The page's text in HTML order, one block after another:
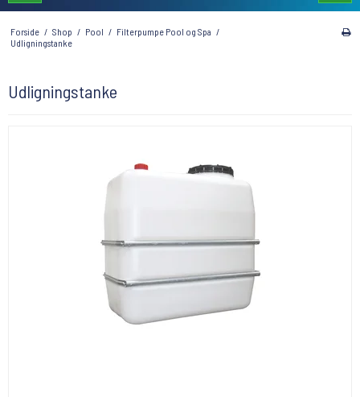
Forside / Shop / Pool / Filterpumpe Pool og Spa /
Udligningstanke
Udligningstanke